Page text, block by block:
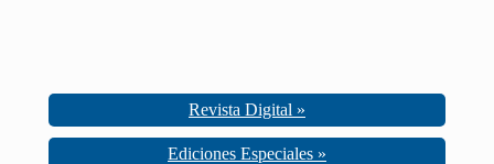
Revista Digital »
Ediciones Especiales »